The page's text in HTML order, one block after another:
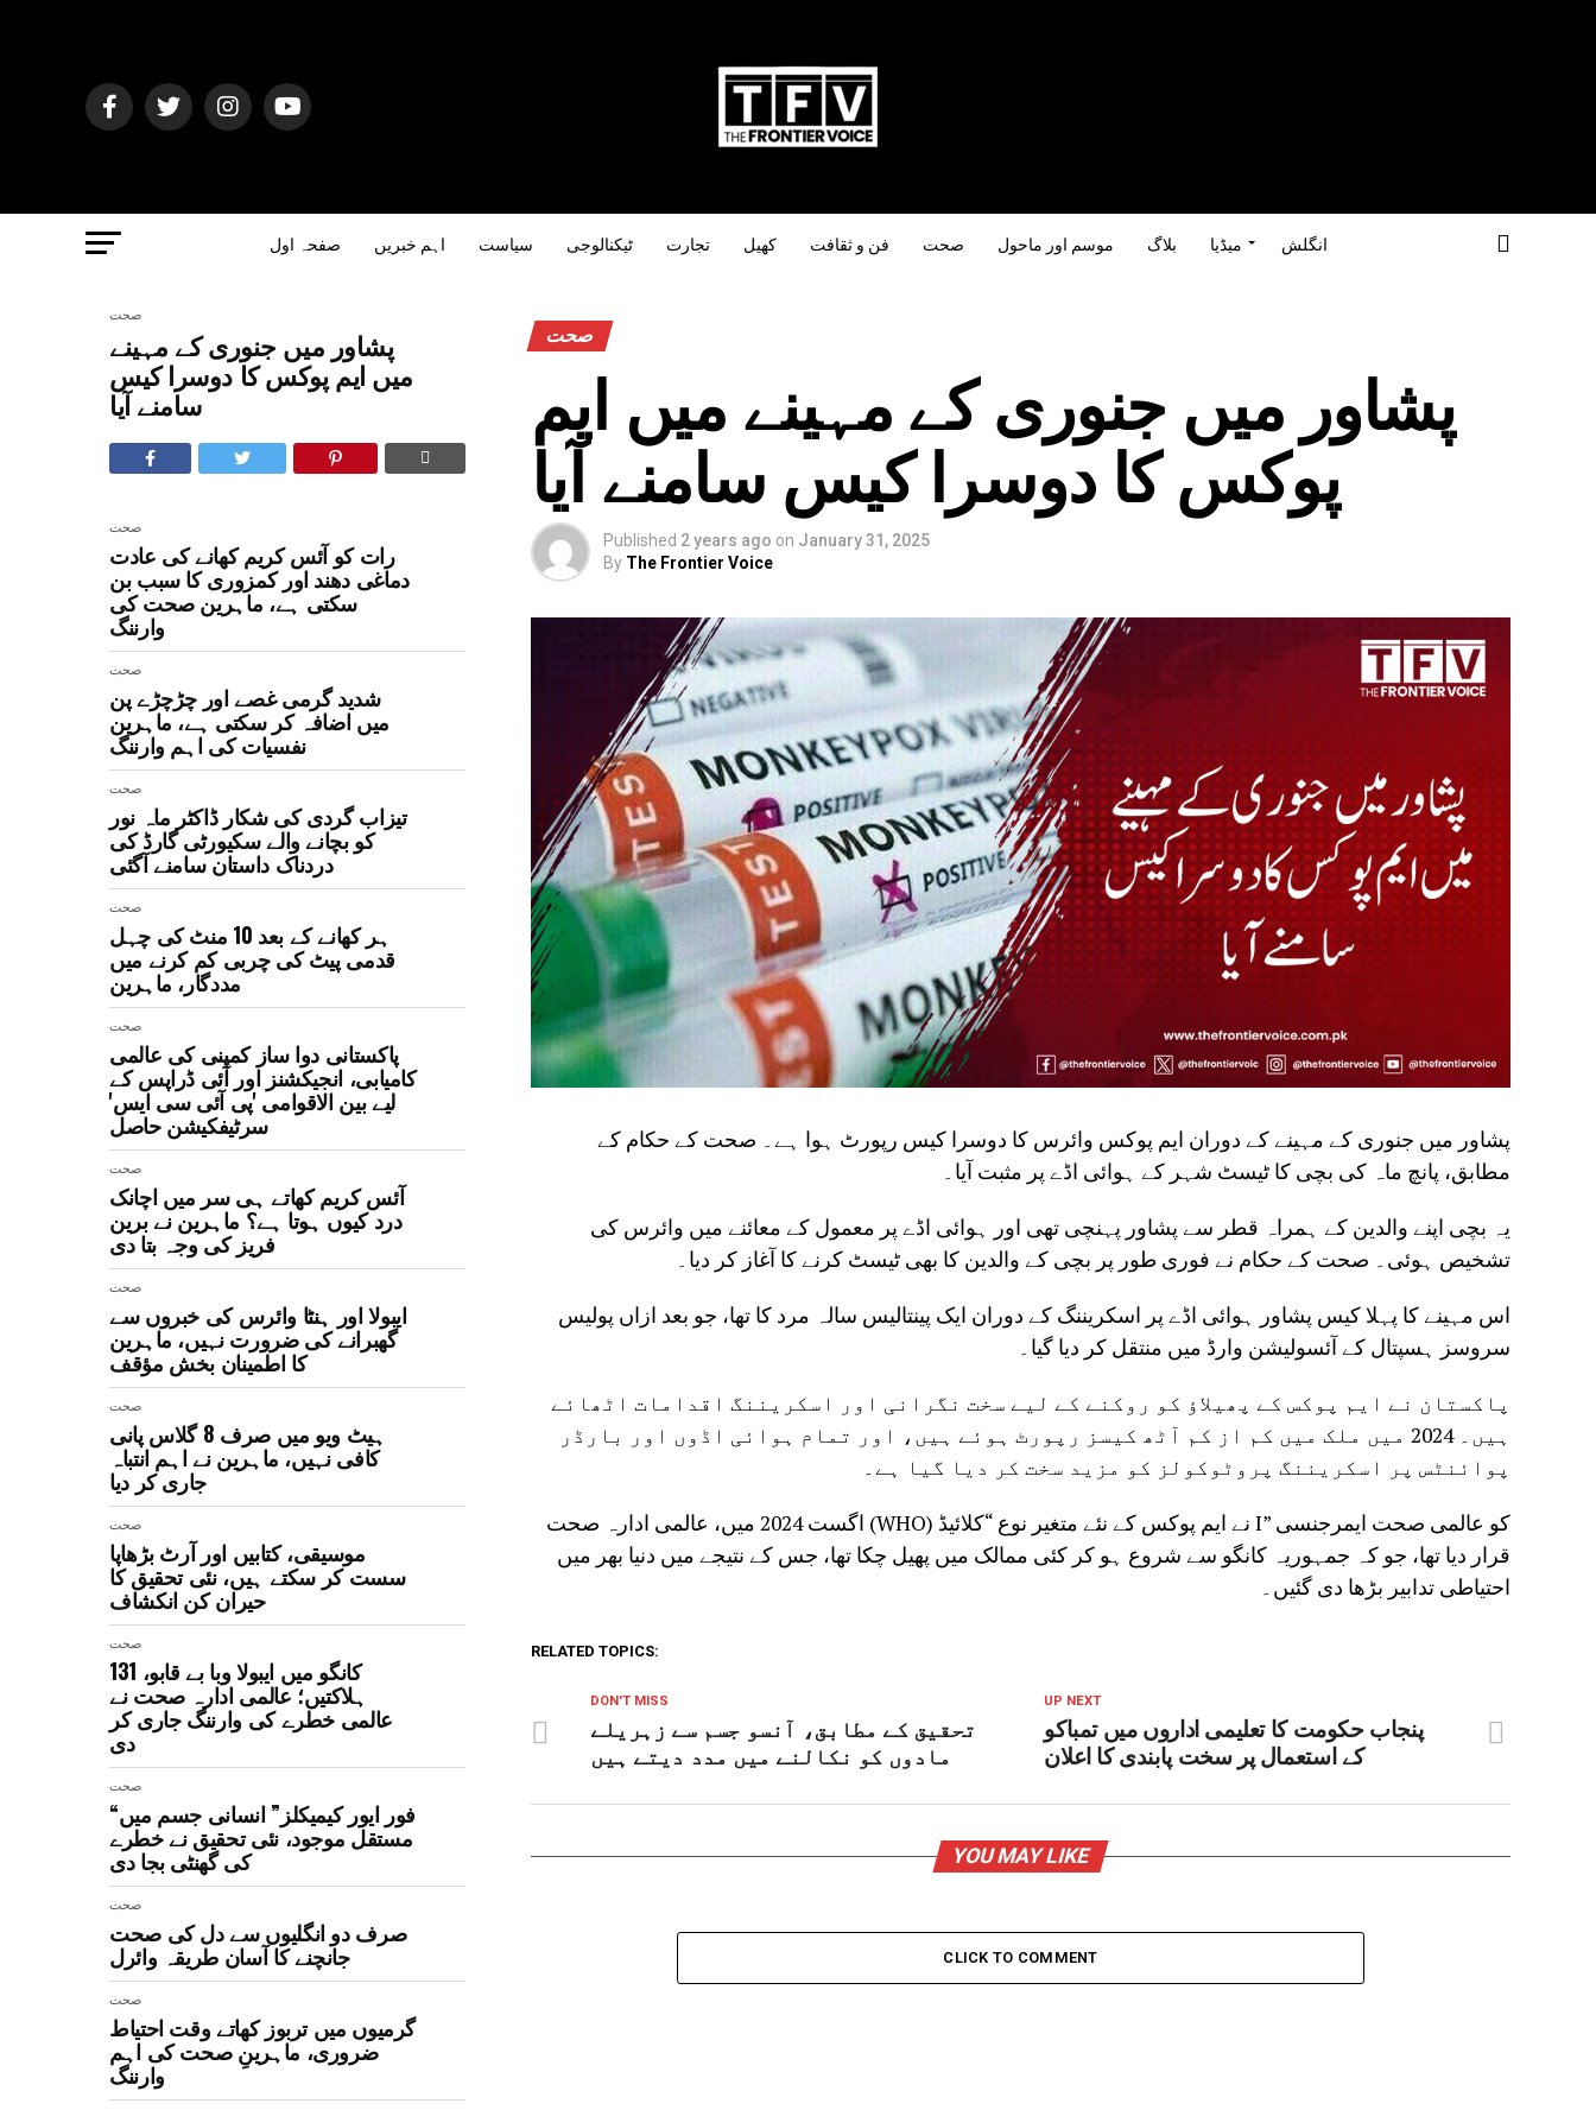
صفحہ اول اہم خبریں سیاست ٹیکنالوجی تجارت کھیل فن و ثقافت صحت موسم اور ماحول بلاگ میڈیا انگلش
صحت
پشاور میں جنوری کے مہینے
میں ایم پوکس کا دوسرا کیس
سامنے آیا
صحت
رات کو آئس کریم کھانے کی عادت
دماغی دھند اور کمزوری کا سبب بن
سکتی ہے، ماہرین صحت کی
وارننگ
صحت
شدید گرمی غصے اور چڑچڑے پن
میں اضافہ کر سکتی ہے، ماہرین
نفسیات کی اہم وارننگ
صحت
تیزاب گردی کی شکار ڈاکٹر ماہ نور
کو بچانے والے سکیورٹی گارڈ کی
دردناک داستان سامنے آگئی
صحت
ہر کھانے کے بعد 10 منٹ کی چہل
قدمی پیٹ کی چربی کم کرنے میں
مددگار، ماہرین
صحت
پاکستانی دوا ساز کمپنی کی عالمی
کامیابی، انجیکشنز اور آئی ڈراپس کے
لیے بین الاقوامی 'پی آئی سی ایس'
سرٹیفکیشن حاصل
صحت
آئس کریم کھاتے ہی سر میں اچانک
درد کیوں ہوتا ہے؟ ماہرین نے برین
فریز کی وجہ بتا دی
صحت
ایبولا اور ہنٹا وائرس کی خبروں سے
گھبرانے کی ضرورت نہیں، ماہرین
کا اطمینان بخش مؤقف
صحت
ہیٹ ویو میں صرف 8 گلاس پانی
کافی نہیں، ماہرین نے اہم انتباہ
جاری کر دیا
صحت
موسیقی، کتابیں اور آرٹ بڑھاپا
سست کر سکتے ہیں، نئی تحقیق کا
حیران کن انکشاف
صحت
کانگو میں ایبولا وبا بے قابو، 131
ہلاکتیں؛ عالمی ادارہ صحت نے
عالمی خطرے کی وارننگ جاری کر
دی
صحت
“فور ایور کیمیکلز” انسانی جسم میں
مستقل موجود، نئی تحقیق نے خطرے
کی گھنٹی بجا دی
صحت
صرف دو انگلیوں سے دل کی صحت
جانچنے کا آسان طریقہ وائرل
صحت
گرمیوں میں تربوز کھاتے وقت احتیاط
ضروری، ماہرینِ صحت کی اہم
وارننگ
صحت
پشاور میں جنوری کے مہینے میں ایم
پوکس کا دوسرا کیس سامنے آیا
Published 2 years ago on January 31, 2025
By The Frontier Voice
پشاور میں جنوری کے مہینے کے دوران ایم پوکس وائرس کا دوسرا کیس رپورٹ ہوا ہے۔ صحت کے حکام کے
مطابق، پانچ ماہ کی بچی کا ٹیسٹ شہر کے ہوائی اڈے پر مثبت آیا۔
یہ بچی اپنے والدین کے ہمراہ قطر سے پشاور پہنچی تھی اور ہوائی اڈے پر معمول کے معائنے میں وائرس کی
تشخیص ہوئی۔ صحت کے حکام نے فوری طور پر بچی کے والدین کا بھی ٹیسٹ کرنے کا آغاز کر دیا۔
اس مہینے کا پہلا کیس پشاور ہوائی اڈے پر اسکریننگ کے دوران ایک پینتالیس سالہ مرد کا تھا، جو بعد ازاں پولیس
سروسز ہسپتال کے آئسولیشن وارڈ میں منتقل کر دیا گیا۔
پاکستان نے ایم پوکس کے پھیلاؤ کو روکنے کے لیے سخت نگرانی اور اسکریننگ اقدامات اٹھائے
ہیں۔ 2024 میں ملک میں کم از کم آٹھ کیسز رپورٹ ہوئے ہیں، اور تمام ہوائی اڈوں اور بارڈر
پوائنٹس پر اسکریننگ پروٹوکولز کو مزید سخت کر دیا گیا ہے۔
اگست 2024 میں، عالمی ادارہ صحت (WHO) نے ایم پوکس کے نئے متغیر نوع “کلائیڈ I” کو عالمی صحت ایمرجنسی
قرار دیا تھا، جو کہ جمہوریہ کانگو سے شروع ہو کر کئی ممالک میں پھیل چکا تھا، جس کے نتیجے میں دنیا بھر میں
احتیاطی تدابیر بڑھا دی گئیں۔
RELATED TOPICS:
UP NEXT
پنجاب حکومت کا تعلیمی اداروں میں تمباکو
کے استعمال پر سخت پابندی کا اعلان
DON'T MISS
تحقیق کے مطابق، آنسو جسم سے زہریلے
مادوں کو نکالنے میں مدد دیتے ہیں
YOU MAY LIKE
CLICK TO COMMENT